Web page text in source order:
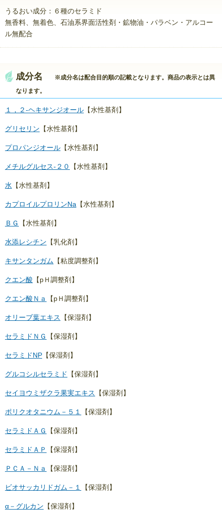
うるおい成分：６種のセラミド
無香料、無着色、石油系界面活性剤・鉱物油・パラベン・アルコー
ル無配合
成分名
※成分名は配合目的順の記載となります。商品の表示とは異
なります。
１，２-ヘキサンジオール 【水性基剤】
グリセリン 【水性基剤】
プロパンジオール 【水性基剤】
メチルグルセス-２０ 【水性基剤】
水 【水性基剤】
カプロイルプロリンNa 【水性基剤】
ＢＧ 【水性基剤】
水添レシチン 【乳化剤】
キサンタンガム 【粘度調整剤】
クエン酸 【pＨ調整剤】
クエン酸Ｎａ 【pＨ調整剤】
オリーブ葉エキス 【保湿剤】
セラミドＮＧ 【保湿剤】
セラミドNP 【保湿剤】
グルコシルセラミド 【保湿剤】
セイヨウミザクラ果実エキス 【保湿剤】
ポリクオタニウム－５１ 【保湿剤】
セラミドＡＧ 【保湿剤】
セラミドＡＰ 【保湿剤】
ＰＣＡ－Ｎａ 【保湿剤】
ビオサッカリドガム－１ 【保湿剤】
α－グルカン 【保湿剤】